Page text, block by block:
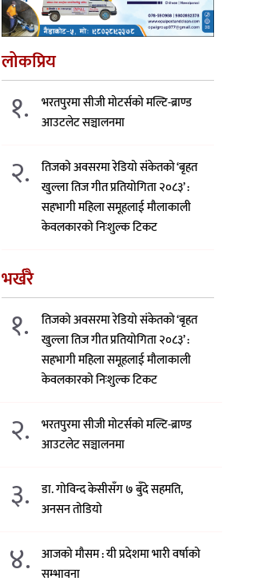
लोकप्रिय
१.
भरतपुरमा सीजी मोटर्सको मल्टि-ब्राण्ड
आउटलेट सञ्चालनमा
२.
तिजको अवसरमा रेडियो संकेतको ‘बृहत
खुल्ला तिज गीत प्रतियोगिता २०८३’ :
सहभागी महिला समूहलाई मौलाकाली
केवलकारको निःशुल्क टिकट
भर्खरै
१.
तिजको अवसरमा रेडियो संकेतको ‘बृहत
खुल्ला तिज गीत प्रतियोगिता २०८३’ :
सहभागी महिला समूहलाई मौलाकाली
केवलकारको निःशुल्क टिकट
२.
भरतपुरमा सीजी मोटर्सको मल्टि-ब्राण्ड
आउटलेट सञ्चालनमा
३.
डा. गोविन्द केसीसँग ७ बुँदे सहमति,
अनसन तोडियो
४.
आजको मौसम : यी प्रदेशमा भारी वर्षाको
सम्भावना